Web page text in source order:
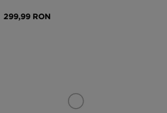
299,99 RON